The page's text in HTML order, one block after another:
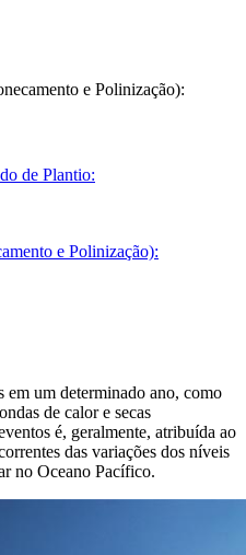
e Polinização):
de Plantio:
e Polinização):
em um determinado ano, como
de calor e secas
é, geralmente, atribuída ao
das variações dos níveis
no Oceano Pacífico.